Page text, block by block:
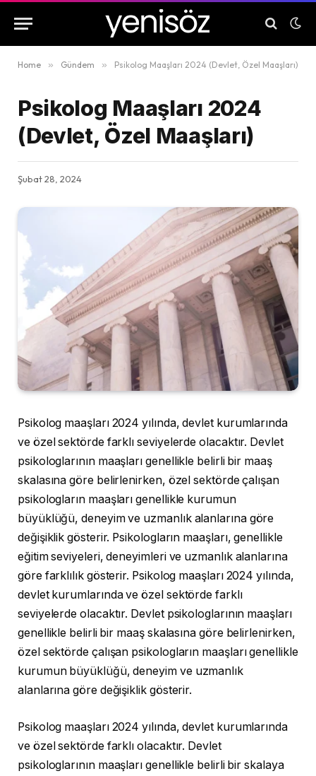
Home » Gündem » Psikolog Maaşları 2024 (Devlet, Özel Maaşları)
Psikolog Maaşları 2024
(Devlet, Özel Maaşları)
Şubat 28, 2024
Psikolog maaşları 2024 yılında, devlet kurumlarında
ve özel sektörde farklı seviyelerde olacaktır. Devlet
psikologlarının maaşları genellikle belirli bir maaş
skalasına göre belirlenirken, özel sektörde çalışan
psikologların maaşları genellikle kurumun
büyüklüğü, deneyim ve uzmanlık alanlarına göre
değişiklik gösterir. Psikologların maaşları, genellikle
eğitim seviyeleri, deneyimleri ve uzmanlık alanlarına
göre farklılık gösterir. Psikolog maaşları 2024 yılında,
devlet kurumlarında ve özel sektörde farklı
seviyelerde olacaktır. Devlet psikologlarının maaşları
genellikle belirli bir maaş skalasına göre belirlenirken,
özel sektörde çalışan psikologların maaşları genellikle
kurumun büyüklüğü, deneyim ve uzmanlık
alanlarına göre değişiklik gösterir.
Psikolog maaşları 2024 yılında, devlet kurumlarında
ve özel sektörde farklı olacaktır. Devlet
psikologlarının maaşları genellikle belirli bir skalaya